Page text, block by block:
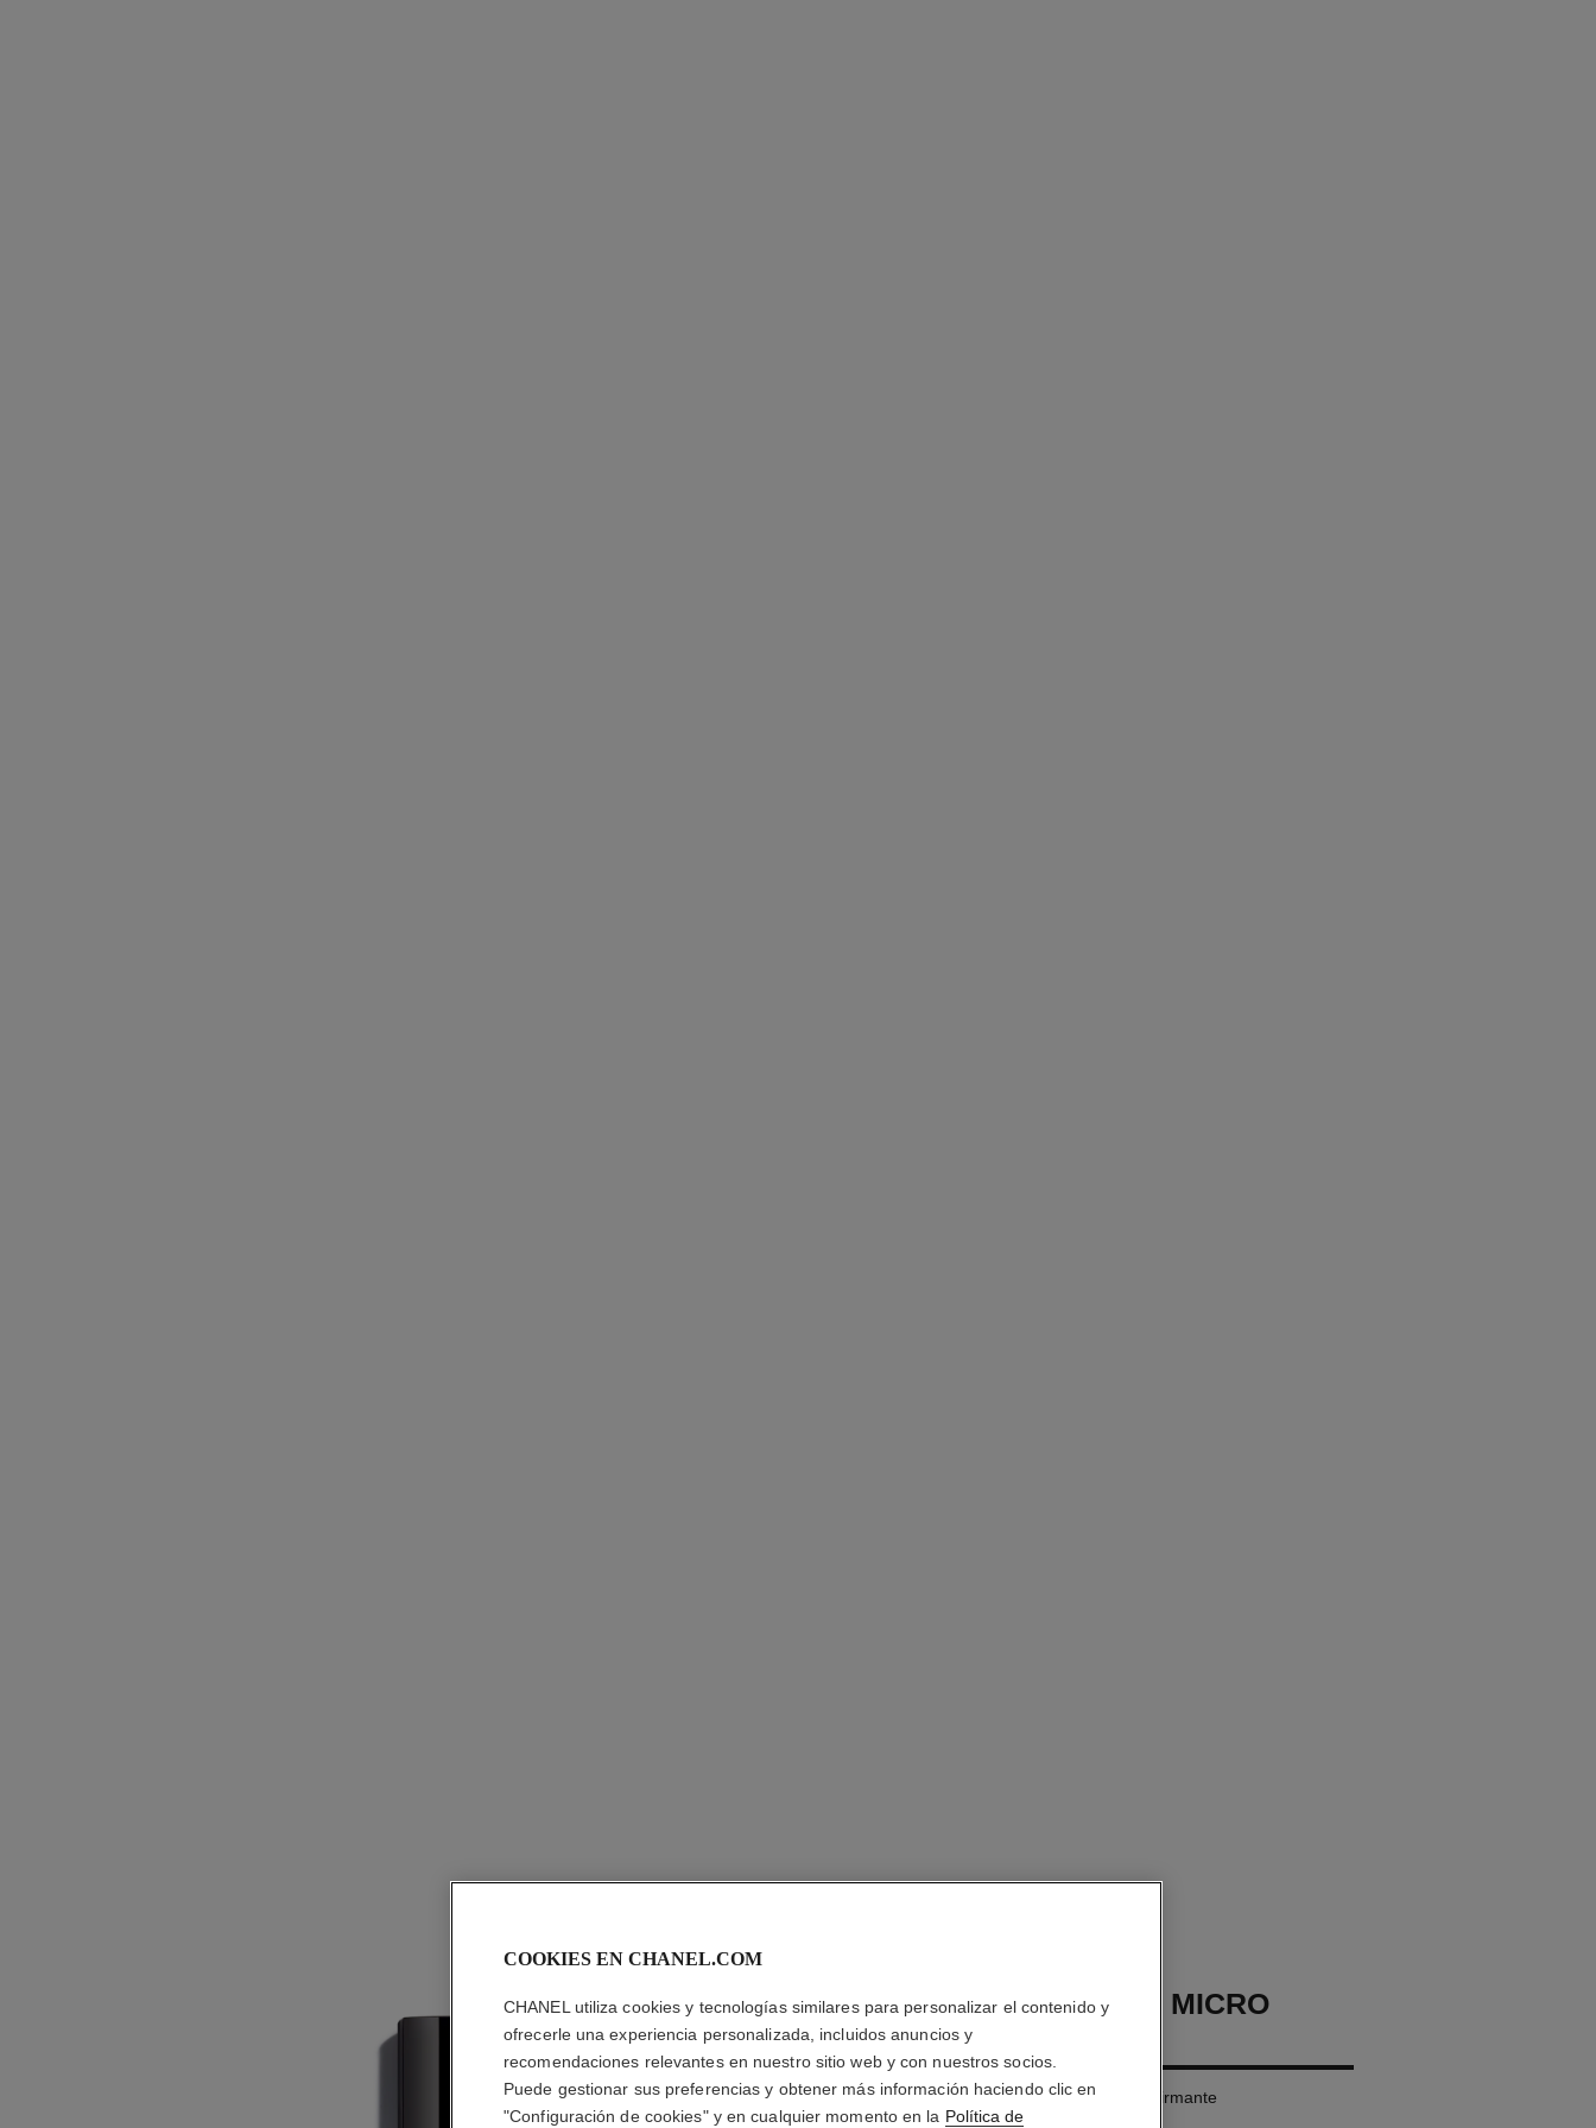
HYDRA BEAUTY MICRO
SÉRUM
Hidratante Reequilibrante Reafirmante
Más información
COOKIES EN CHANEL.COM
CHANEL utiliza cookies y tecnologías similares para personalizar el contenido y
ofrecerle una experiencia personalizada, incluidos anuncios y
recomendaciones relevantes en nuestro sitio web y con nuestros socios.
Puede gestionar sus preferencias y obtener más información haciendo clic en
"Configuración de cookies" y en cualquier momento en la Política de